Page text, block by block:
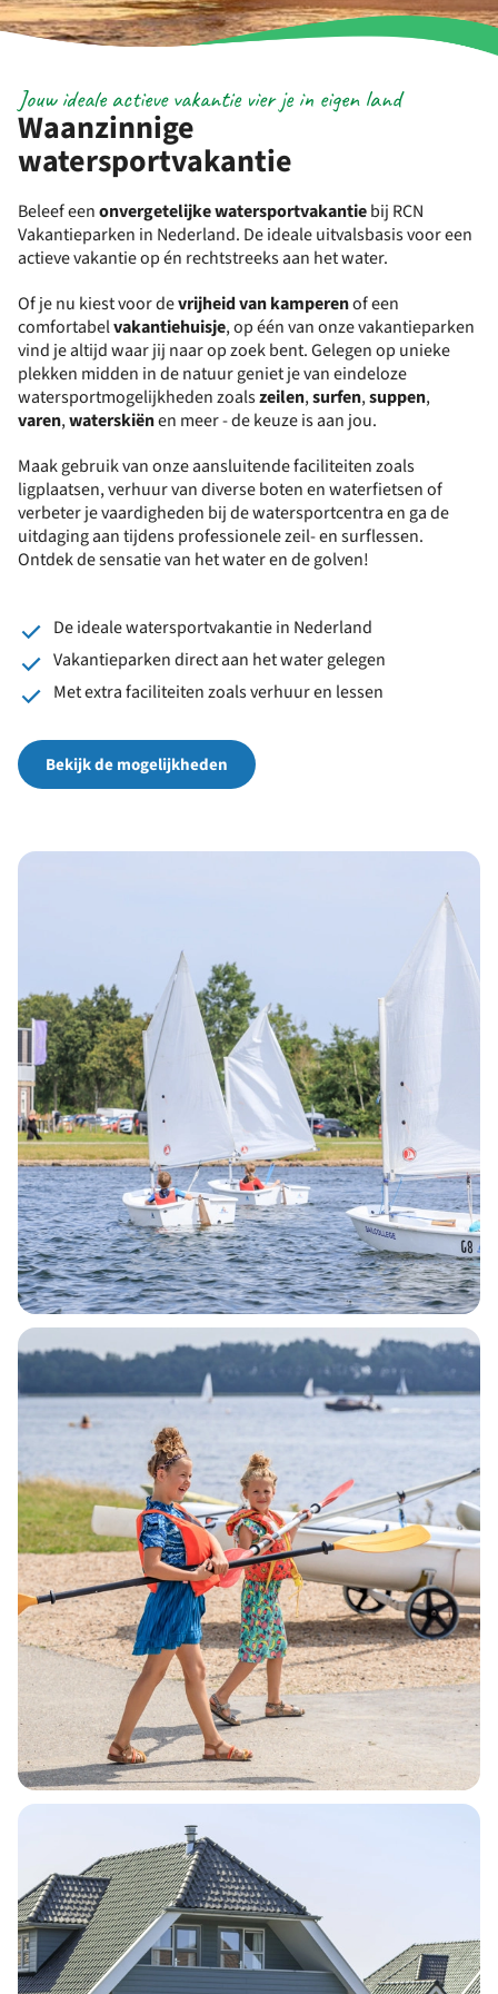
Waanzinnige
watersportvakantie
Jouw ideale actieve vakantie vier je in eigen land
Beleef eenonvergetelijke watersportvakantiebij RCN
Vakantieparken in Nederland. De ideale uitvalsbasis voor een
actieve vakantie op én rechtstreeks aan het water.
Of je nu kiest voor devrijheid van kamperenof een
comfortabelvakantiehuisje, op één van onze vakantieparken
vind je altijd waar jij naar op zoek bent. Gelegen op unieke
plekken midden in de natuur geniet je van eindeloze
watersportmogelijkheden zoalszeilen,surfen,suppen,
varen,waterskiënen meer - de keuze is aan jou.
Maak gebruik van onze aansluitende faciliteiten zoals
ligplaatsen, verhuur van diverse boten en waterfietsen of
verbeter je vaardigheden bij de watersportcentra en ga de
uitdaging aan tijdens professionele zeil- en surflessen.
Ontdek de sensatie van het water en de golven!
De ideale watersportvakantie in Nederland
Vakantieparken direct aan het water gelegen
Met extra faciliteiten zoals verhuur en lessen
Bekijk de mogelijkheden